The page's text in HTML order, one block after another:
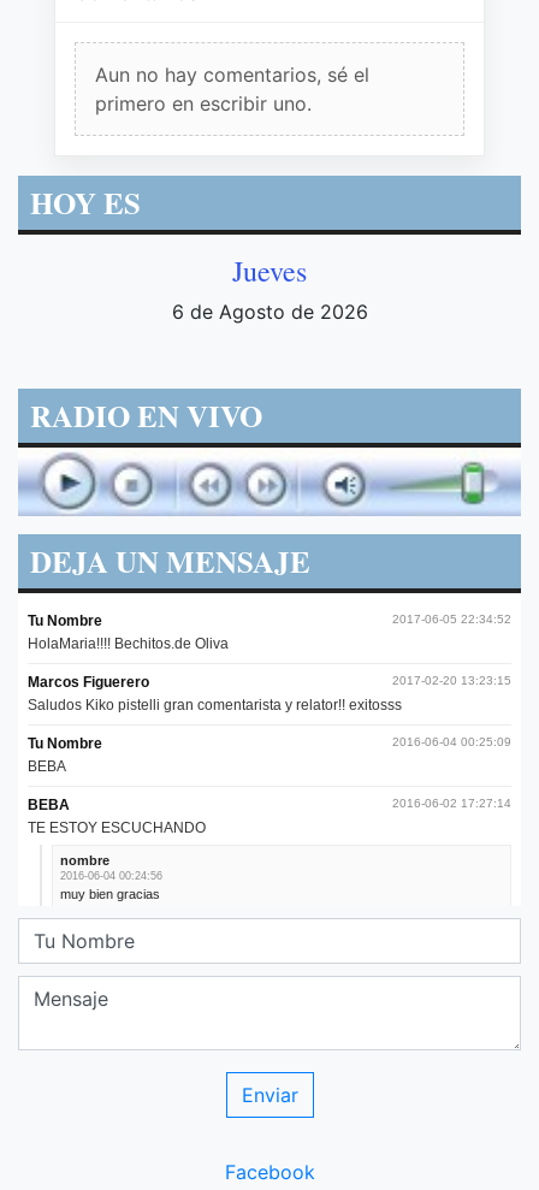
Aun no hay comentarios, sé el
primero en escribir uno.
HOY ES
Jueves
6 de Agosto de 2026
RADIO EN VIVO
DEJA UN MENSAJE
Facebook